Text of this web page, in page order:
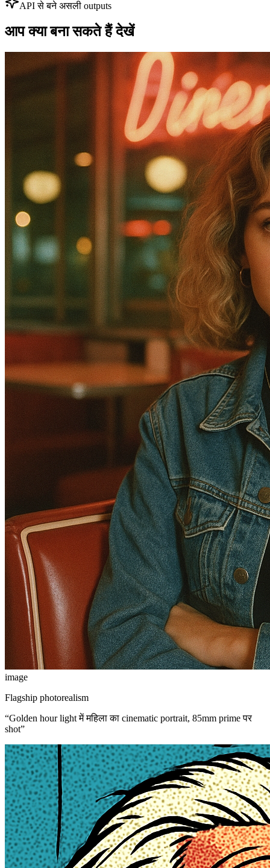
API से बने असली outputs
आप क्या बना सकते हैं देखें
image
Flagship photorealism
“Golden hour light में महिला का cinematic portrait, 85mm prime पर
shot”